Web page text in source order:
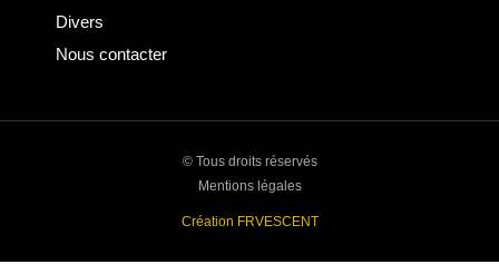
Divers
Nous contacter
© Tous droits réservés
Mentions légales
Création FRVESCENT